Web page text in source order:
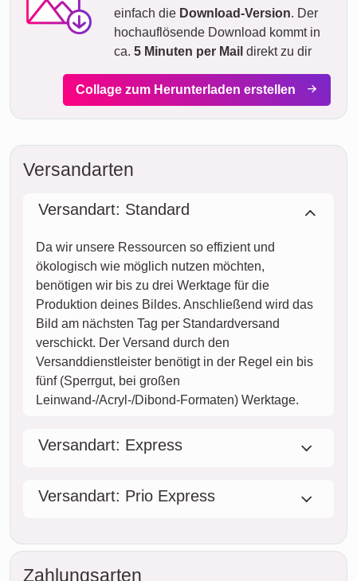
einfach die Download-Version. Der
hochauflösende Download kommt in
ca. 5 Minuten per Mail direkt zu dir
Collage zum Herunterladen erstellen
Versandarten
Versandart: Standard
Da wir unsere Ressourcen so effizient und
ökologisch wie möglich nutzen möchten,
benötigen wir bis zu drei Werktage für die
Produktion deines Bildes. Anschließend wird das
Bild am nächsten Tag per Standardversand
verschickt. Der Versand durch den
Versanddienstleister benötigt in der Regel ein bis
fünf (Sperrgut, bei großen
Leinwand-/Acryl-/Dibond-Formaten) Werktage.
Versandart: Express
Versandart: Prio Express
Zahlungsarten